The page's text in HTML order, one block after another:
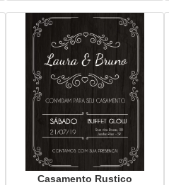
Casamento Rustico